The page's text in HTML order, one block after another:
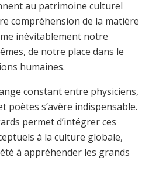
au patrimoine culturel
compréhension de la matière
inévitablement notre
de notre place dans le
humaines.
constant entre physiciens,
poètes s’avère indispensable.
permet d’intégrer ces
à la culture globale,
à appréhender les grands